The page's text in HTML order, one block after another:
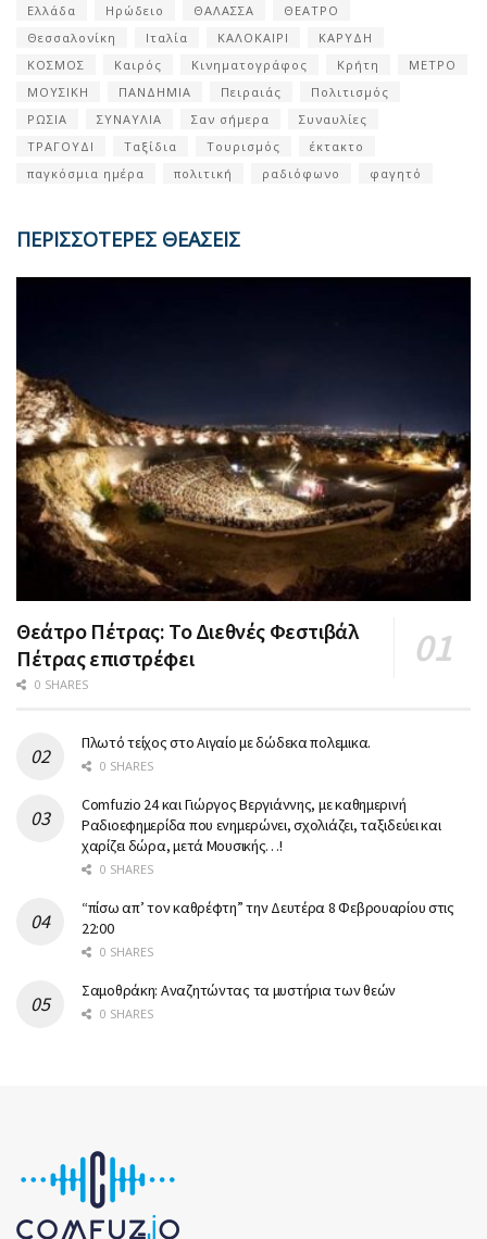
Ελλάδα
Ηρώδειο ΘΑΛΑΣΣΑ
ΘΕΑΤΡΟ
Θεσσαλονίκη
Ιταλία ΚΑΛΟΚΑΙΡΙ
ΚΑΡΥΔΗ
ΚΟΣΜΟΣ
Καιρός Κινηματογράφος Κρήτη
ΜΕΤΡΟ
ΜΟΥΣΙΚΗ
ΠΑΝΔΗΜΙΑ Πειραιάς
Πολιτισμός
ΡΩΣΙΑ
ΣΥΝΑΥΛΙΑ Σαν σήμερα
Συναυλίες
ΤΡΑΓΟΥΔΙ
Ταξίδια Τουρισμός
έκτακτο
παγκόσμια ημέρα
πολιτική ραδιόφωνο φαγητό
ΠΕΡΙΣΣΟΤΕΡΕΣ ΘΕΑΣΕΙΣ
Θεάτρο Πέτρας: Το Διεθνές Φεστιβάλ
Πέτρας επιστρέφει
0 SHARES
Πλωτό τείχος στο Αιγαίο με δώδεκα πολεμικα.
0 SHARES
Comfuzio 24 και Γιώργος Βεργιάννης, με καθημερινή
Ραδιοεφημερίδα που ενημερώνει, σχολιάζει, ταξιδεύει και
χαρίζει δώρα, μετά Μουσικής…!
0 SHARES
“πίσω απ’ τον καθρέφτη” την Δευτέρα 8 Φεβρουαρίου στις
22:00
0 SHARES
Σαμοθράκη: Αναζητώντας τα μυστήρια των θεών
0 SHARES